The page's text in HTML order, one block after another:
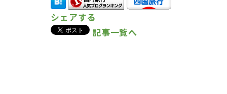
シェアする
記事一覧へ